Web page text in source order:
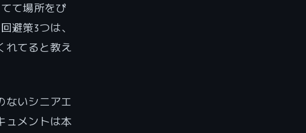
て場所をぴ
避策3つは、
れてると教え
ないシニアエ
ュメントは本